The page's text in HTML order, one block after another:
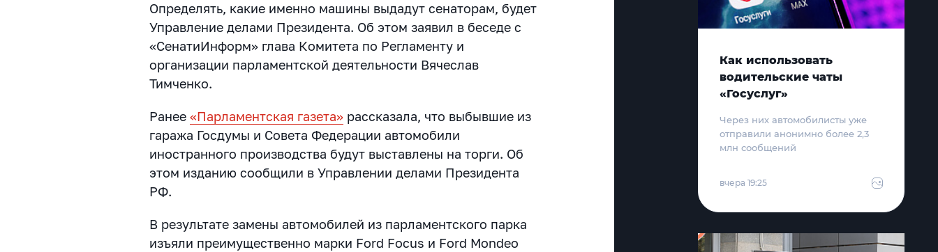
Определять, какие именно машины выдадут сенаторам, будет
Управление делами Президента. Об этом заявил в беседе с
«СенатиИнформ» глава Комитета по Регламенту и
организации парламентской деятельности Вячеслав
Тимченко.
Ранее«Парламентская газета» рассказала, что выбывшие из
гаража Госдумы и Совета Федерации автомобили
иностранного производства будут выставлены на торги. Об
этом изданию сообщили в Управлении делами Президента
РФ.
В результате замены автомобилей из парламентского парка
изъяли преимущественно марки Ford Focus и Ford Mondeo
Как использовать
водительские чаты
«Госуслуг»
Через них автомобилисты уже
отправили анонимно более 2,3
млн сообщений
вчера 19:25